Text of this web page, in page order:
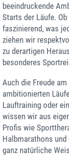
beeindruckende
Starts der Läufe.
faszinierend, was
ziehen wir
zu derartigen
besonderes
Auch die Freude
ambitionierten
Lauftraining oder
wissen wir aus
Profis wie
Halbmarathons
ganz natürliche